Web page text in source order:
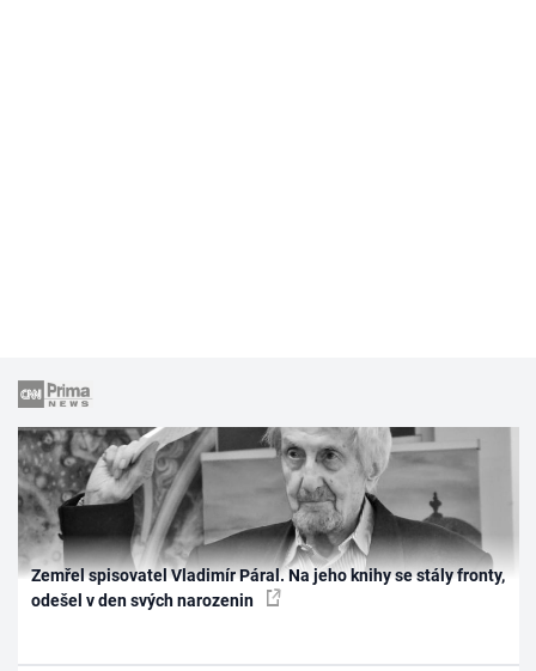
Zemřel spisovatel Vladimír Páral. Na jeho knihy se stály fronty,
odešel v den svých narozenin